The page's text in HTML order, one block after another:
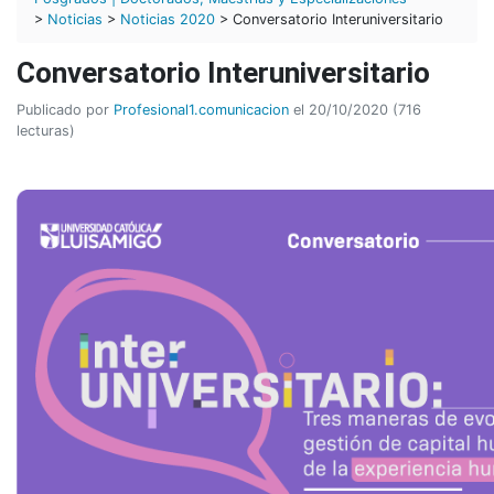
> Noticias > Noticias 2020 > Conversatorio Interuniversitario
Conversatorio Interuniversitario
Publicado por Profesional1.comunicacion el 20/10/2020 (716
lecturas)